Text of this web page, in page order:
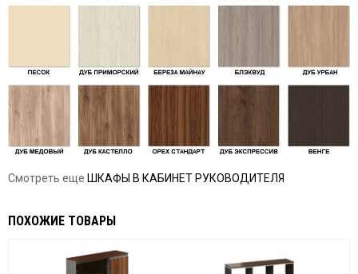
Смотреть еще ШКАФЫ В КАБИНЕТ РУКОВОДИТЕЛЯ
ПОХОЖИЕ ТОВАРЫ